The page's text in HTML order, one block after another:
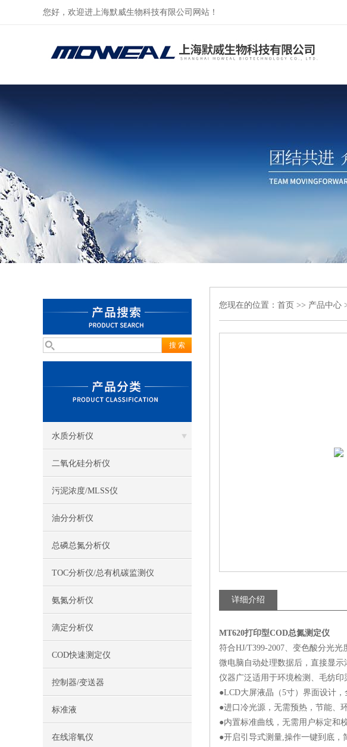
您好，欢迎进上海默威生物科技有限公司网站！
水质分析仪
二氧化硅分析仪
污泥浓度/MLSS仪
油分分析仪
总磷总氮分析仪
TOC分析仪/总有机碳监测仪
氨氮分析仪
滴定分析仪
COD快速测定仪
控制器/变送器
标准液
在线溶氧仪
您现在的位置： 首页 >> 产品中心
详细介绍
MT620打印型COD总氮测定仪
符合HJ/T399-2007、变色酸分光
微电脑自动处理数据后，直接显示
仪器广泛适用于环境检测、毛纺
●LCD大屏液晶（5寸）界面设计
●进口冷光源，无需预热，节能、
●内置标准曲线，无需用户标定和校
●开启引导式测量,操作一键到底，